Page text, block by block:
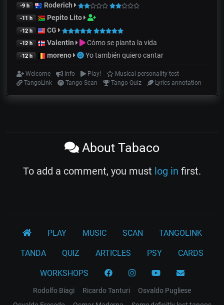
-9 h Roderich
-11 h Pepito Lito
-12 h CG
-12 h Valentin Cómo se pianta la vida
-12 h moreno Yo también quiero cantar
Welcome Info Play!
Musical personality test
TangoLink
Tango Scan Tango Quiz Lyrics annotation
About Tabaco
To add a comment, you must log in first.
PLAY MUSIC SCAN TANGOLINK
TANDA QUIZ ARTICLES PSY CARDS
WORKSHOPS
Rodolfo Biagi Ricardo Tanturi
Osvaldo Pugliese